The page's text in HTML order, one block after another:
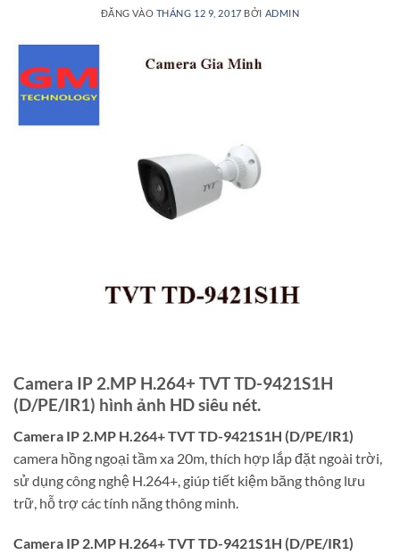
ĐĂNG VÀO THÁNG 12 9, 2017 BỞI ADMIN
Camera IP 2.MP H.264+ TVT TD-9421S1H
(D/PE/IR1) hình ảnh HD siêu nét.
Camera IP 2.MP H.264+ TVT TD-9421S1H (D/PE/IR1)
camera hồng ngoại tầm xa 20m, thích hợp lắp đặt ngoài trời,
sử dụng công nghệ H.264+, giúp tiết kiệm băng thông lưu
trữ, hỗ trợ các tính năng thông minh.
Camera IP 2.MP H.264+ TVT TD-9421S1H (D/PE/IR1)